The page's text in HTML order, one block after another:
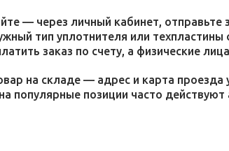
— через личный кабинет,
тип уплотнителя или
заказ по счету, а физические
на складе — адрес и карта
популярные позиции часто